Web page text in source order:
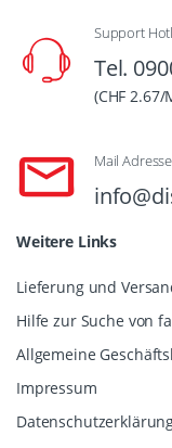
Support
Tel.
(CHF
Mail Adresse
Weitere Links
Lieferung und
Hilfe zur Suche von
Allgemeine
Impressum